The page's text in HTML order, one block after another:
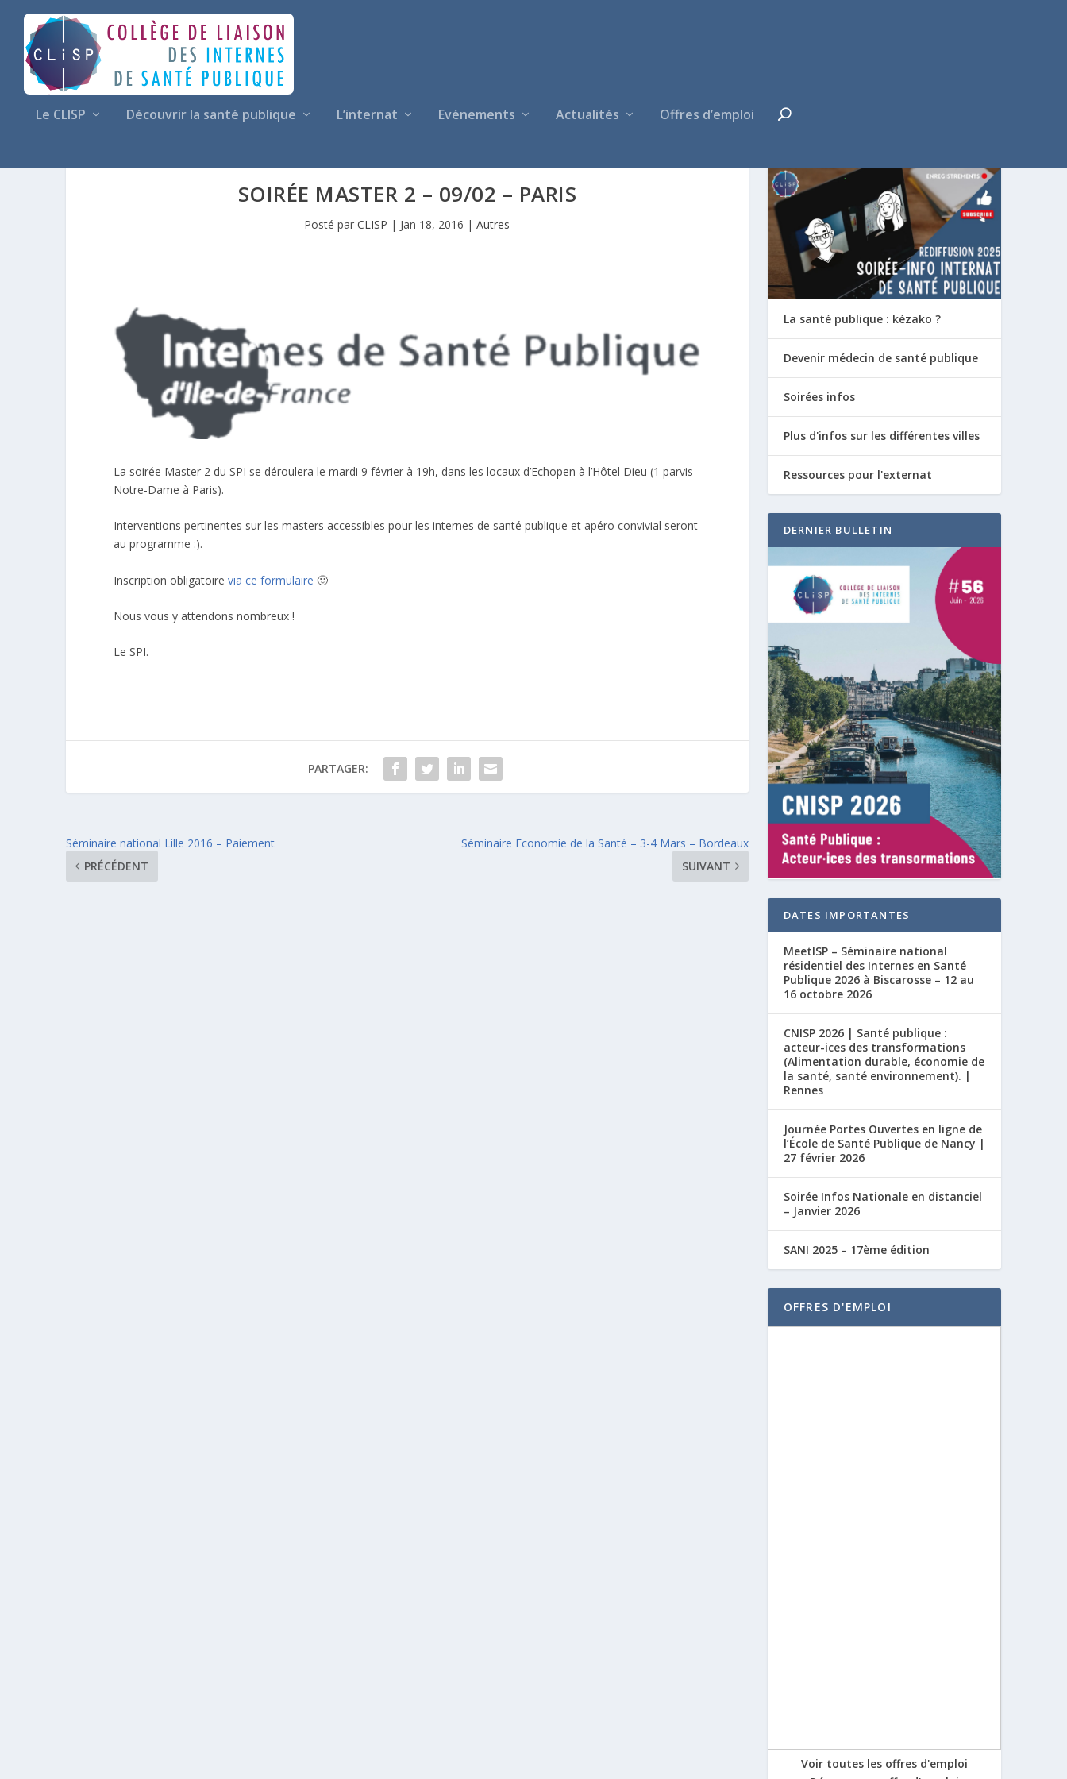
Le CLISP Découvrir la santé publique L’internat Evénements Actualités Offres d’emploi
SOIRÉE MASTER 2 – 09/02 – PARIS
Posté parCLISP | Jan 18, 2016 |Autres
La soirée Master 2 du SPI se déroulera le mardi 9 février à 19h, dans les locaux d’Echopen à l’Hôtel Dieu (1 parvis
Notre-Dame à Paris).
Interventions pertinentes sur les masters accessibles pour les internes de santé publique et apéro convivial seront
au programme :).
Inscription obligatoire via ce formulaire 🙂
Nous vous y attendons nombreux !
Le SPI.
PARTAGER:
Séminaire national Lille 2016 – Paiement
PRÉCÉDENT
Séminaire Economie de la Santé – 3-4 Mars – Bordeaux
SUIVANT
La santé publique : kézako ?
Devenir médecin de santé publique
Soirées infos
Plus d'infos sur les différentes villes
Ressources pour l'externat
DERNIER BULLETIN
DATES IMPORTANTES
MeetISP – Séminaire national
résidentiel des Internes en Santé
Publique 2026 à Biscarosse – 12 au
16 octobre 2026
CNISP 2026 | Santé publique :
acteur-ices des transformations
(Alimentation durable, économie de
la santé, santé environnement). |
Rennes
Journée Portes Ouvertes en ligne de
l’École de Santé Publique de Nancy |
27 février 2026
Soirée Infos Nationale en distanciel
– Janvier 2026
SANI 2025 – 17ème édition
OFFRES D'EMPLOI
Voir toutes les offres d'emploi